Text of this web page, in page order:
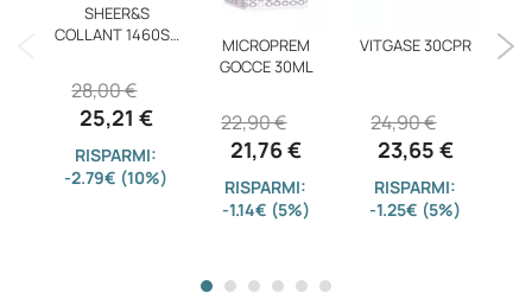
SHEER&S
COLLANT 1460SF
25,21 €
28,00 €
RISPARMI:
-2.79€ (10%)
MICROPREM
GOCCE 30ML
21,76 €
22,90 €
RISPARMI:
-1.14€ (5%)
VITGASE 30CPR
23,65 €
24,90 €
RISPARMI:
-1.25€ (5%)